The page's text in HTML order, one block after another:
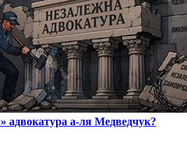
адвокатура а-ля Медведчук?